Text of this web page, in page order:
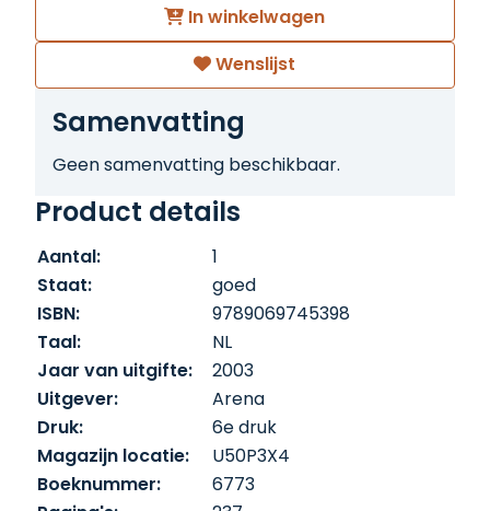
In winkelwagen
Wenslijst
Samenvatting
Geen samenvatting beschikbaar.
Product details
Aantal:
1
Staat:
goed
ISBN:
9789069745398
Taal:
NL
Jaar van uitgifte:
2003
Uitgever:
Arena
Druk:
6e druk
Magazijn locatie:
U50P3X4
Boeknummer:
6773